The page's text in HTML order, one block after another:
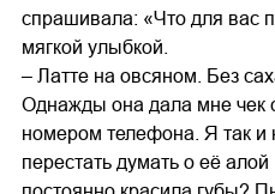
спрашивала: «Что для вас
мягкой улыбкой.
– Латте на овсяном. Без
Однажды она дала мне чек
номером телефона. Я так и
перестать думать о её